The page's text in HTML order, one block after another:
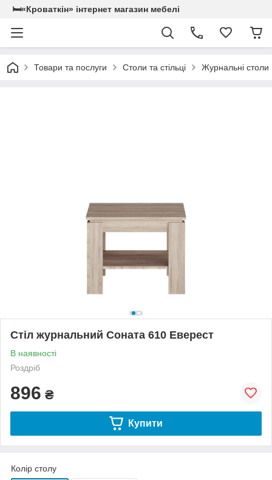
🛏«Кроваткiн» iнтернет магазин мебелi
Товари та послуги Столи та стільці Журнальні столи
Стіл журнальний Соната 610 Еверест
В наявності
Роздріб
896 ₴
Купити
Колір столу